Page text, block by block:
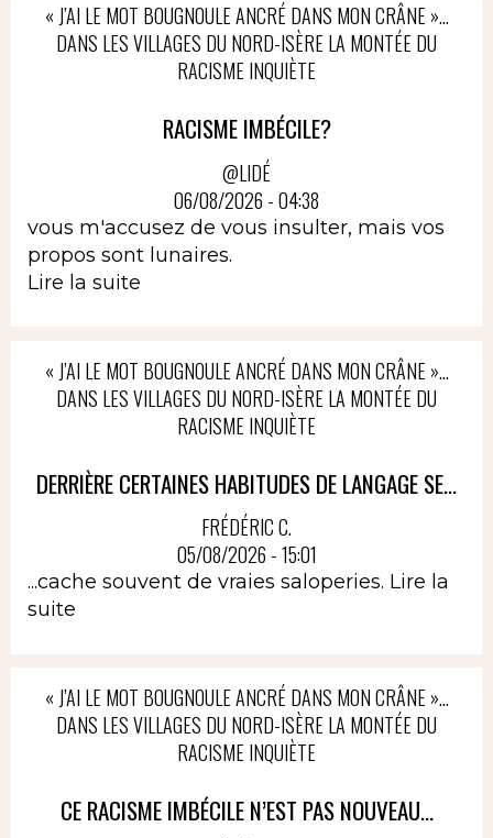
« J’AI LE MOT BOUGNOULE ANCRÉ DANS MON CRÂNE »…
DANS LES VILLAGES DU NORD-ISÈRE LA MONTÉE DU
RACISME INQUIÈTE
RACISME IMBÉCILE?
@LIDÉ
06/08/2026 - 04:38
vous m'accusez de vous insulter, mais vos
propos sont lunaires.
Lire la suite
« J’AI LE MOT BOUGNOULE ANCRÉ DANS MON CRÂNE »…
DANS LES VILLAGES DU NORD-ISÈRE LA MONTÉE DU
RACISME INQUIÈTE
DERRIÈRE CERTAINES HABITUDES DE LANGAGE SE...
FRÉDÉRIC C.
05/08/2026 - 15:01
...cache souvent de vraies saloperies. Lire la
suite
« J’AI LE MOT BOUGNOULE ANCRÉ DANS MON CRÂNE »…
DANS LES VILLAGES DU NORD-ISÈRE LA MONTÉE DU
RACISME INQUIÈTE
CE RACISME IMBÉCILE N’EST PAS NOUVEAU...